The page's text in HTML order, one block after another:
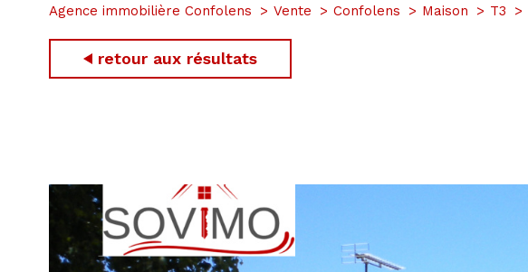
Agence immobilière Confolens Vente Confolens Maison T3
retour aux résultats